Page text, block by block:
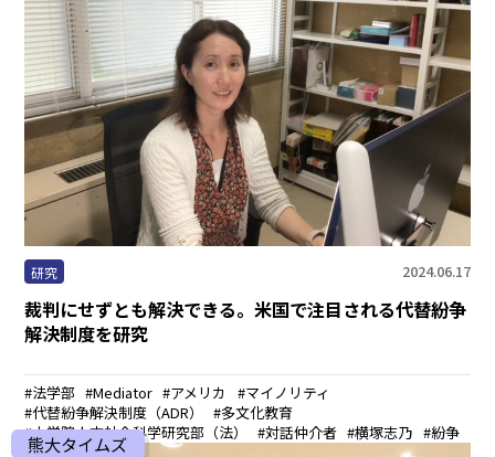
研究 2024.06.17
裁判にせずとも解決できる。米国で注目される代替紛争
解決制度を研究
法学部 Mediator アメリカ
マイノリティ
代替紛争解決制度（ADR）
多文化教育
大学院人文社会科学研究部（法）
対話仲介者 横塚志乃 紛争
熊大タイムズ